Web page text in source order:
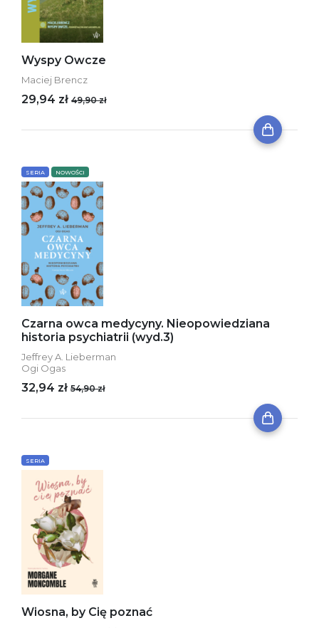
Wyspy Owcze
Maciej Brencz
29,94 zł 49,90 zł
SERIA NOWOŚCI
Czarna owca medycyny. Nieopowiedziana
historia psychiatrii (wyd.3)
Jeffrey A. Lieberman
Ogi Ogas
32,94 zł 54,90 zł
SERIA
Wiosna, by Cię poznać